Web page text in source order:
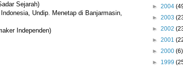
Sejarah)
Undip. Menetap di Banjarmasin,
Independen)
► 2004
► 2003
► 2002
► 2001
► 2000 (6)
► 1999